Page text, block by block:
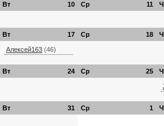
10
Вт 11
Ср
17
Вт
Алексей163 (46)
18
Ср
24
Вт 25
Ср
31
Вт 1
Ср